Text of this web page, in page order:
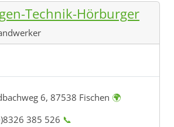
Technik-Hörburger
6, 87538 Fischen 🌍
385 526 📞